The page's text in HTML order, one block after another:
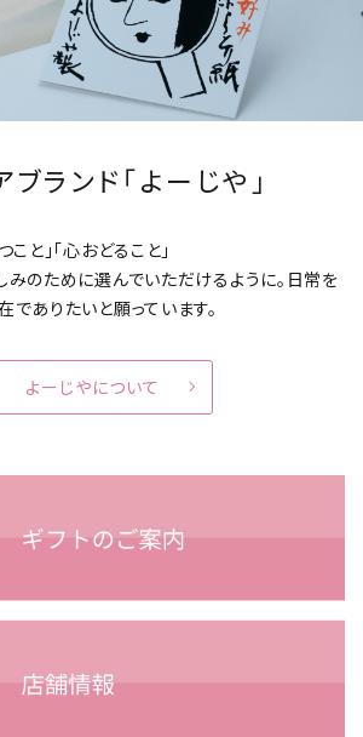
ランド「よーじや」
こと」「心おどること」
みのために選んでいただけるように。 日常を
でありたいと願っています。
よーじやについて